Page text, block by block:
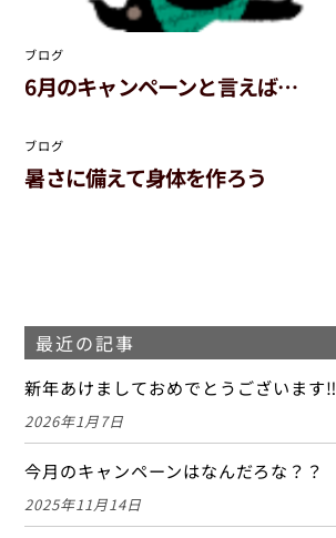
ブログ
6月のキャンペーンと言えば…
ブログ
暑さに備えて身体を作ろう
最近の記事
新年あけましておめでとうございます‼
2026年1月7日
今月のキャンペーンはなんだろな？？
2025年11月14日